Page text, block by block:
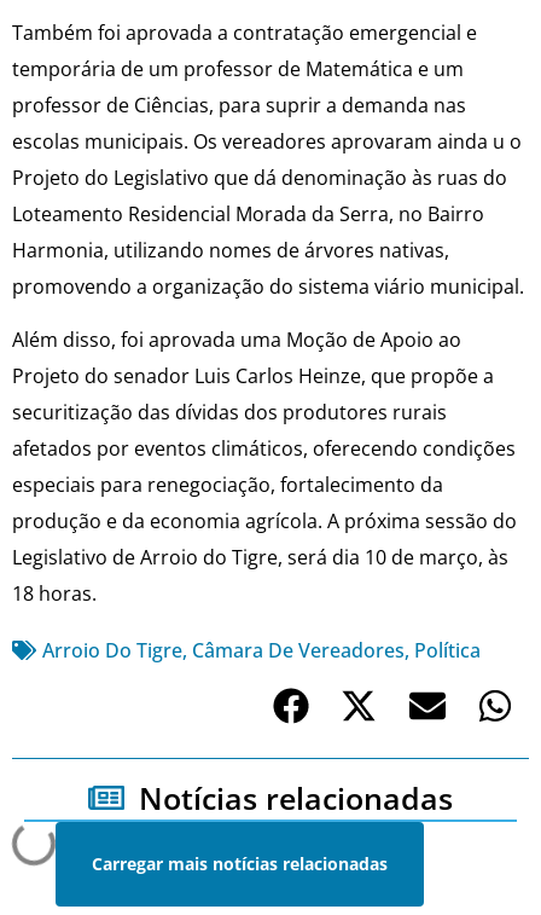
Também foi aprovada a contratação emergencial e
temporária de um professor de Matemática e um
professor de Ciências, para suprir a demanda nas
escolas municipais. Os vereadores aprovaram ainda u o
Projeto do Legislativo que dá denominação às ruas do
Loteamento Residencial Morada da Serra, no Bairro
Harmonia, utilizando nomes de árvores nativas,
promovendo a organização do sistema viário municipal.
Além disso, foi aprovada uma Moção de Apoio ao
Projeto do senador Luis Carlos Heinze, que propõe a
securitização das dívidas dos produtores rurais
afetados por eventos climáticos, oferecendo condições
especiais para renegociação, fortalecimento da
produção e da economia agrícola. A próxima sessão do
Legislativo de Arroio do Tigre, será dia 10 de março, às
18 horas.
Arroio Do Tigre, Câmara De Vereadores, Política
Notícias relacionadas
Carregar mais notícias relacionadas